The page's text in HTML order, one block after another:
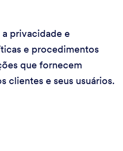
privacidade e
e procedimentos
que fornecem
clientes e seus usuários.